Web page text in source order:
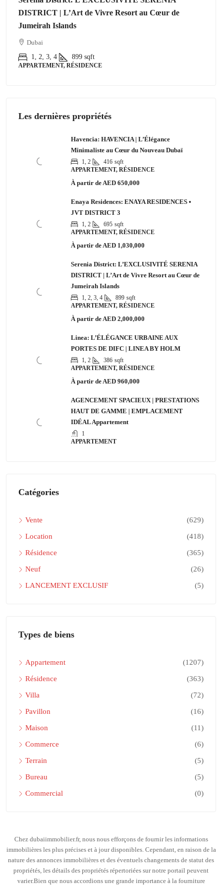
DISTRICT | L’Art de Vivre Resort au Cœur de
Jumeirah Islands
Dubai
1, 2, 3, 4
899 sqft
APPARTEMENT, RÉSIDENCE
Les dernières propriétés
Havencia: HAVENCIA | L’Élégance
Minimaliste au Cœur du Nouveau Dubaï
1, 2 416 sqft
APPARTEMENT, RÉSIDENCE
À partir deAED 650,000
Enaya Residences: ENAYA RESIDENCES •
JVT DISTRICT 3
1, 2 695 sqft
APPARTEMENT, RÉSIDENCE
À partir deAED 1,030,000
Serenia District: L’EXCLUSIVITÉ SERENIA
DISTRICT | L’Art de Vivre Resort au Cœur de
Jumeirah Islands
1, 2, 3, 4 899 sqft
APPARTEMENT, RÉSIDENCE
À partir deAED 2,000,000
Linea: L’ÉLÉGANCE URBAINE AUX
PORTES DE DIFC | LINEA BY HOLM
1, 2 386 sqft
APPARTEMENT, RÉSIDENCE
À partir deAED 960,000
AGENCEMENT SPACIEUX | PRESTATIONS
HAUT DE GAMME | EMPLACEMENT
IDÉAL Appartement
1
APPARTEMENT
Catégories
Vente (629)
Location (418)
Résidence (365)
Neuf (26)
LANCEMENT EXCLUSIF (5)
Types de biens
Appartement (1207)
Résidence (363)
Villa (72)
Pavillon (16)
Maison (11)
Commerce (6)
Terrain (5)
Bureau (5)
Commercial (0)
Chez dubaiimmobilier.fr, nous nous efforçons de fournir les informations
immobilières les plus précises et à jour disponibles. Cependant, en raison de la
nature des annonces immobilières et des éventuels changements de statut des
propriétés, les détails des propriétés répertoriées sur notre portail peuvent
varier.Bien que nous accordions une grande importance à la fourniture